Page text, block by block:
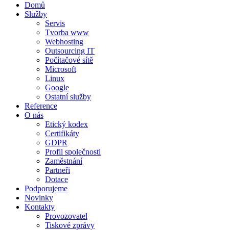
Domů
Služby
Servis
Tvorba www
Webhosting
Outsourcing IT
Počítačové sítě
Microsoft
Linux
Google
Ostatní služby
Reference
O nás
Etický kodex
Certifikáty
GDPR
Profil společnosti
Zaměstnání
Partneři
Dotace
Podporujeme
Novinky
Kontakty
Provozovatel
Tiskové zprávy